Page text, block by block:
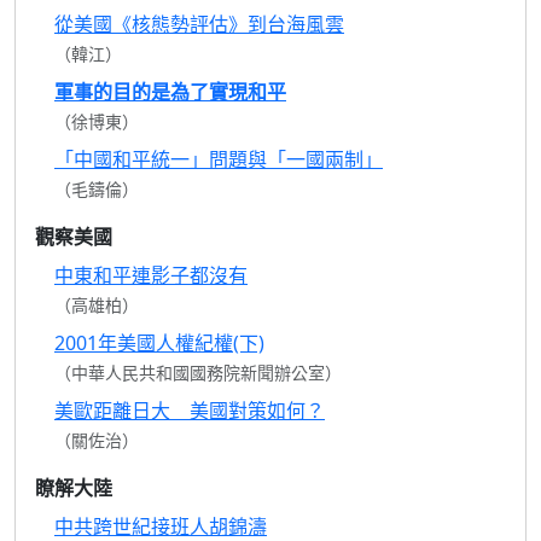
從美國《核態勢評估》到台海風雲
（韓江）
軍事的目的是為了實現和平
（徐博東）
「中國和平統一」問題與「一國兩制」
（毛鑄倫）
觀察美國
中東和平連影子都沒有
（高雄柏）
2001年美國人權紀權(下)
（中華人民共和國國務院新聞辦公室）
美歐距離日大 美國對策如何？
（關佐治）
瞭解大陸
中共跨世紀接班人胡錦濤